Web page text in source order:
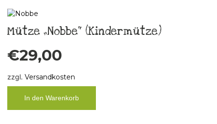
Mütze „Nobbe“ (Kindermütze)
€29,00
zzgl. Versandkosten
In den Warenkorb